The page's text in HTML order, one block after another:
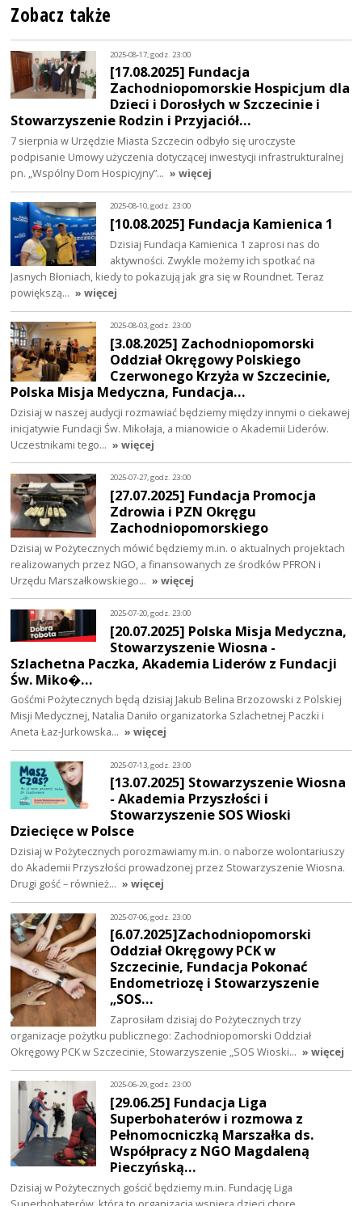
Zobacz także
2025-08-17, godz. 23:00
[17.08.2025] Fundacja
Zachodniopomorskie Hospicjum dla
Dzieci i Dorosłych w Szczecinie i
Stowarzyszenie Rodzin i Przyjaciół…
7 sierpnia w Urzędzie Miasta Szczecin odbyło się uroczyste
podpisanie Umowy użyczenia dotyczącej inwestycji infrastrukturalnej
pn. „Wspólny Dom Hospicyjny”… » więcej
2025-08-10, godz. 23:00
[10.08.2025] Fundacja Kamienica 1
Dzisiaj Fundacja Kamienica 1 zaprosi nas do
aktywności. Zwykle możemy ich spotkać na
Jasnych Błoniach, kiedy to pokazują jak gra się w Roundnet. Teraz
powiększą… » więcej
2025-08-03, godz. 23:00
[3.08.2025] Zachodniopomorski
Oddział Okręgowy Polskiego
Czerwonego Krzyża w Szczecinie,
Polska Misja Medyczna, Fundacja…
Dzisiaj w naszej audycji rozmawiać będziemy między innymi o ciekawej
inicjatywie Fundacji Św. Mikołaja, a mianowicie o Akademii Liderów.
Uczestnikami tego… » więcej
2025-07-27, godz. 23:00
[27.07.2025] Fundacja Promocja
Zdrowia i PZN Okręgu
Zachodniopomorskiego
Dzisiaj w Pożytecznych mówić będziemy m.in. o aktualnych projektach
realizowanych przez NGO, a finansowanych ze środków PFRON i
Urzędu Marszałkowskiego… » więcej
2025-07-20, godz. 23:00
[20.07.2025] Polska Misja Medyczna,
Stowarzyszenie Wiosna -
Szlachetna Paczka, Akademia Liderów z Fundacji
Św. Miko�…
Gośćmi Pożytecznych będą dzisiaj Jakub Belina Brzozowski z Polskiej
Misji Medycznej, Natalia Daniło organizatorka Szlachetnej Paczki i
Aneta Łaz-Jurkowska… » więcej
2025-07-13, godz. 23:00
[13.07.2025] Stowarzyszenie Wiosna
- Akademia Przyszłości i
Stowarzyszenie SOS Wioski
Dziecięce w Polsce
Dzisiaj w Pożytecznych porozmawiamy m.in. o naborze wolontariuszy
do Akademii Przyszłości prowadzonej przez Stowarzyszenie Wiosna.
Drugi gość – również… » więcej
2025-07-06, godz. 23:00
[6.07.2025]Zachodniopomorski
Oddział Okręgowy PCK w
Szczecinie, Fundacja Pokonać
Endometriozę i Stowarzyszenie
„SOS…
Zaprosiłam dzisiaj do Pożytecznych trzy
organizacje pożytku publicznego: Zachodniopomorski Oddział
Okręgowy PCK w Szczecinie, Stowarzyszenie „SOS Wioski… » więcej
2025-06-29, godz. 23:00
[29.06.25] Fundacja Liga
Superbohaterów i rozmowa z
Pełnomocniczką Marszałka ds.
Współpracy z NGO Magdaleną
Pieczyńską…
Dzisiaj w Pożytecznych gościć będziemy m.in. Fundację Liga